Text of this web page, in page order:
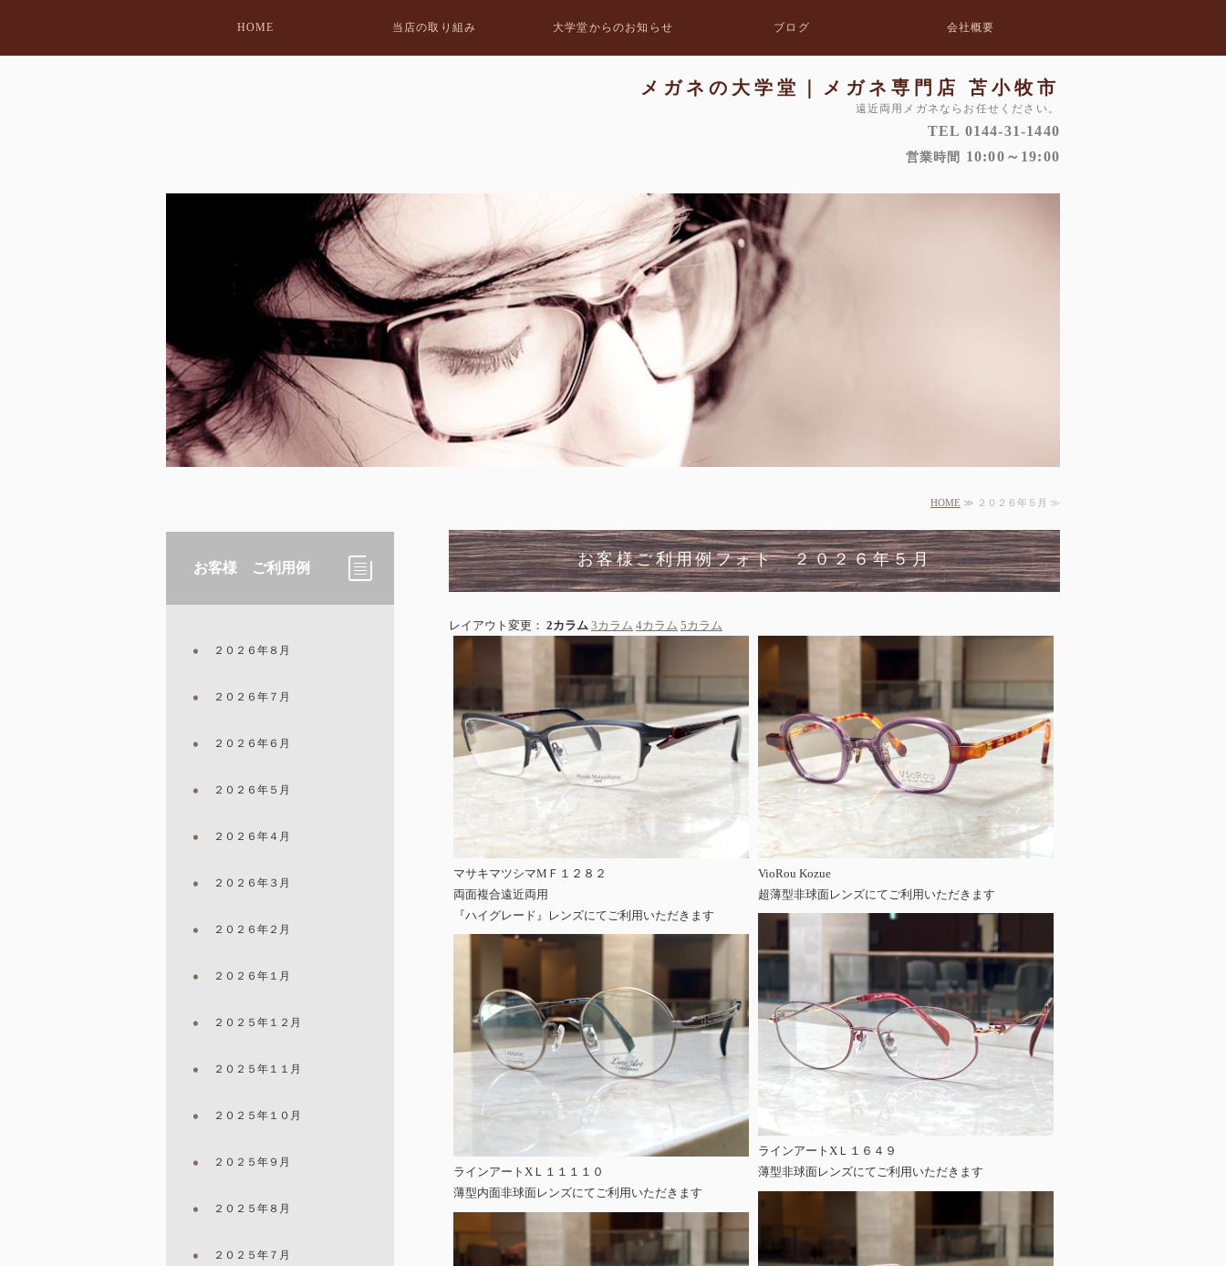
メガネの大学堂｜メガネ専門店 苫小牧市
遠近両用メガネならお任せください。
TEL 0144-31-1440
営業時間 10:00～19:00
HOME 当店の取り組み 大学堂からのお知らせ ブログ 会社概要
HOME ≫ ２０２６年５月 ≫
お客様ご利用例フォト ２０２６年５月
レイアウト変更： 2カラム 3カラム 4カラム 5カラム
マサキマツシマМＦ１２８２
両面複合遠近両用
『ハイグレード』レンズにてご利用いただきます
VioRou Kozue
超薄型非球面レンズにてご利用いただきます
ラインアートXＬ１６４９
薄型非球面レンズにてご利用いただきます
ラインアートXＬ１１１１０
薄型内面非球面レンズにてご利用いただきます
お客様 ご利用例
２０２６年８月
２０２６年７月
２０２６年６月
２０２６年５月
２０２６年４月
２０２６年３月
２０２６年２月
２０２６年１月
２０２５年１２月
２０２５年１１月
２０２５年１０月
２０２５年９月
２０２５年８月
２０２５年７月